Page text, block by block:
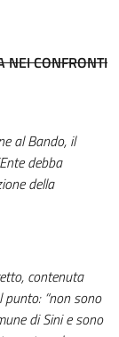
NEI CONFRONTI
al Bando, il
debba
della
contenuta
punto: “non sono
di Sini e sono